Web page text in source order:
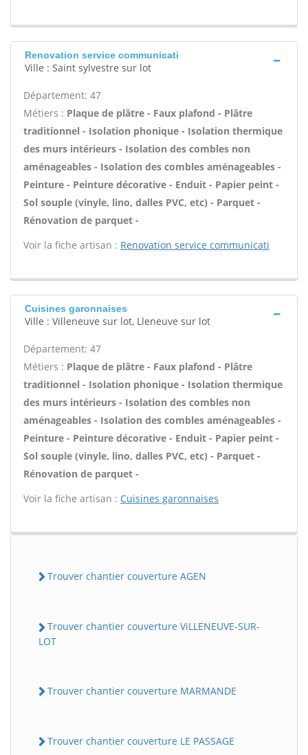
Renovation service communicati
Ville : Saint sylvestre sur lot
Département: 47
Métiers : Plaque de plâtre - Faux plafond - Plâtre
traditionnel - Isolation phonique - Isolation thermique
des murs intérieurs - Isolation des combles non
aménageables - Isolation des combles aménageables -
Peinture - Peinture décorative - Enduit - Papier peint -
Sol souple (vinyle, lino, dalles PVC, etc) - Parquet -
Rénovation de parquet -
Voir la fiche artisan : Renovation service communicati
Cuisines garonnaises
Ville : Villeneuve sur lot, Lleneuve sur lot
Département: 47
Métiers : Plaque de plâtre - Faux plafond - Plâtre
traditionnel - Isolation phonique - Isolation thermique
des murs intérieurs - Isolation des combles non
aménageables - Isolation des combles aménageables -
Peinture - Peinture décorative - Enduit - Papier peint -
Sol souple (vinyle, lino, dalles PVC, etc) - Parquet -
Rénovation de parquet -
Voir la fiche artisan : Cuisines garonnaises
Trouver chantier couverture AGEN
Trouver chantier couverture ViLLENEUVE-SUR-
LOT
Trouver chantier couverture MARMANDE
Trouver chantier couverture LE PASSAGE